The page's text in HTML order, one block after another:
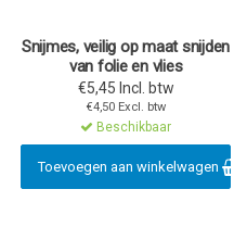
Snijmes, veilig op maat snijden
van folie en vlies
€5,45 Incl. btw
€4,50 Excl. btw
Beschikbaar
Toevoegen aan winkelwagen